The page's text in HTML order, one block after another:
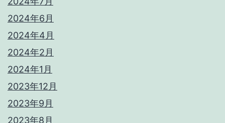
2024年6月
2024年4月
2024年2月
2024年1月
2023年12月
2023年9月
2023年8月